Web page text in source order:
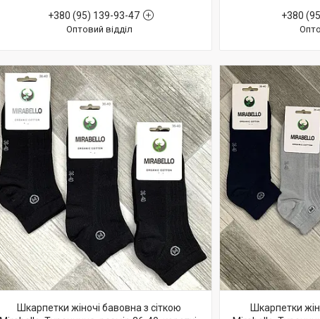
+380 (95) 139-93-47
Оптовий відділ
+380
Шкарпетки жіночі бавовна з сіткою
Шкарпетки